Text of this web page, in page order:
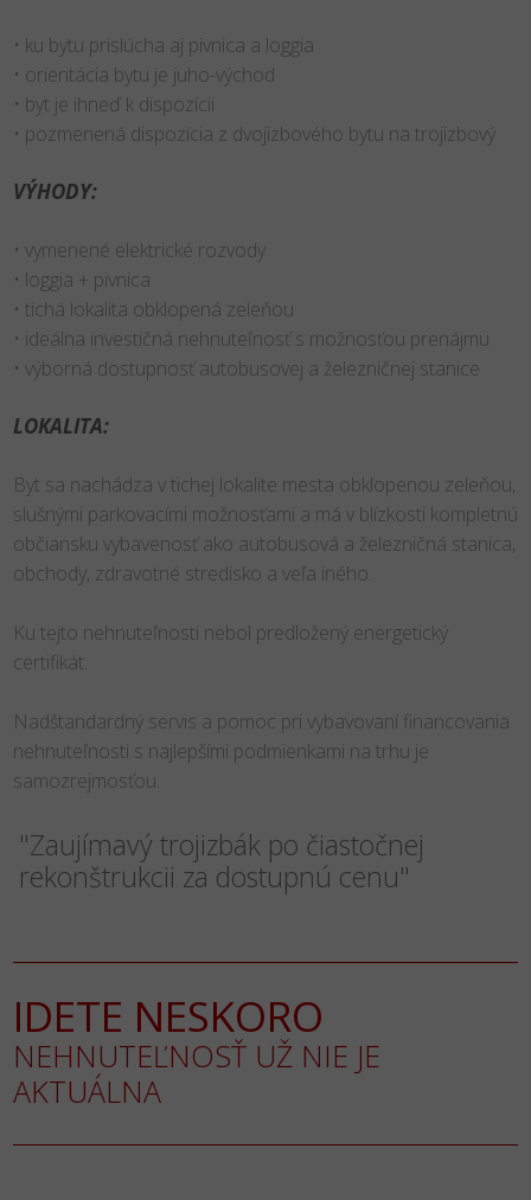
• ku bytu prislúcha aj pivnica a loggia
• orientácia bytu je juho-východ
• byt je ihneď k dispozícii
• pozmenená dispozícia z dvojizbového bytu na trojizbový
VÝHODY:
• vymenené elektrické rozvody
• loggia + pivnica
• tichá lokalita obklopená zeleňou
• ideálna investičná nehnuteľnosť s možnosťou prenájmu
• výborná dostupnosť autobusovej a železničnej stanice
LOKALITA:
Byt sa nachádza v tichej lokalite mesta obklopenou zeleňou,
slušnými parkovacími možnosťami a má v blízkosti kompletnú
občiansku vybavenosť ako autobusová a železničná stanica,
obchody, zdravotné stredisko a veľa iného.
Ku tejto nehnuteľnosti nebol predložený energetický
certifikát.
Nadštandardný servis a pomoc pri vybavovaní financovania
nehnuteľnosti s najlepšími podmienkami na trhu je
samozrejmosťou.
"Zaujímavý trojizbák po čiastočnej
rekonštrukcii za dostupnú cenu"
IDETE NESKORO
NEHNUTEĽNOSŤ UŽ NIE JE
AKTUÁLNA